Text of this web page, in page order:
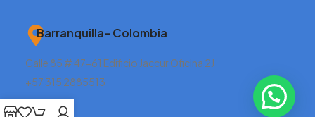
Barranquilla– Colombia
Calle 85 # 47-61 Edificio Jaccur Oficina 2J
+57 315 2885513